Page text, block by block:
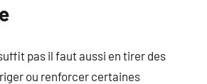
pas il faut aussi en tirer des
ou renforcer certaines